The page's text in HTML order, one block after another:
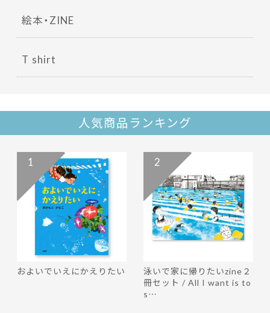
絵本・ZINE
T shirt
人気商品ランキング
およいでいえにかえりたい
1
泳いで家に帰りたいzine２
冊セット / All I want is to
s…
2